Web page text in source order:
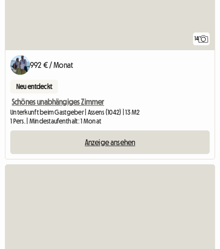
14
992 € / Monat
Neu entdeckt
Schönes unabhängiges Zimmer
Unterkunft beim Gastgeber | Assens (1042) | 13 M2
1 Pers. | Mindestaufenthalt: 1 Monat
Anzeige ansehen